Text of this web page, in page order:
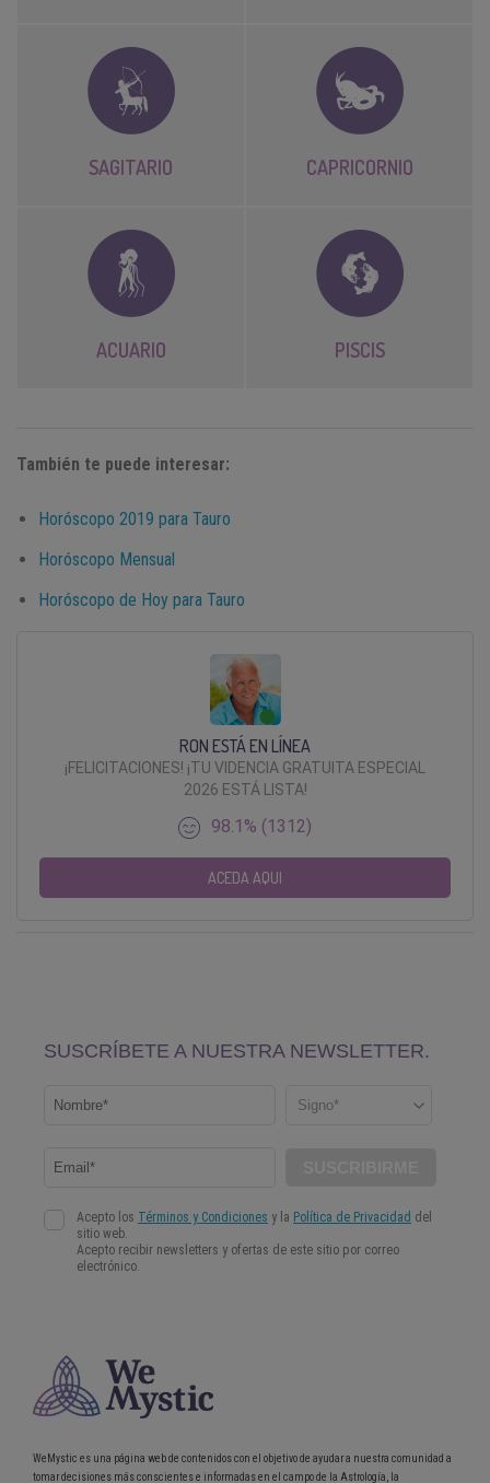
SAGITARIO CAPRICORNIO
ACUARIO PISCIS
También te puede interesar:
Horóscopo 2019 para Tauro
Horóscopo Mensual
Horóscopo de Hoy para Tauro
RON ESTÁ EN LÍNEA
¡FELICITACIONES! ¡TU VIDENCIA GRATUITA ESPECIAL
2026 ESTÁ LISTA!
98.1% (1312)
ACEDA AQUI
WeMystic es una página web de contenidos con el objetivo de ayudar a nuestra comunidad a
tomar decisiones más conscientes e informadas en el campo de la Astrología, la